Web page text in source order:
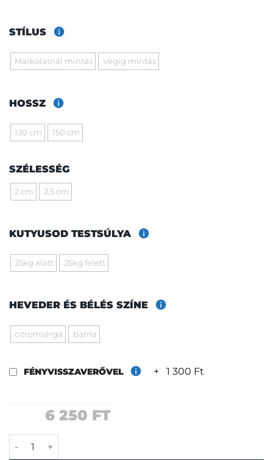
STÍLUS
Markolatnál mintás Végig mintás
HOSSZ
120 cm 150 cm
SZÉLESSÉG
2 cm 2,5 cm
KUTYUSOD TESTSÚLYA
25kg alatt 25kg felett
HEVEDER ÉS BÉLÉS SZÍNE
citromsárga barna
FÉNYVISSZAVERŐVEL + 1 300 Ft
6 250 FT
Hot dog póráz mennyiség